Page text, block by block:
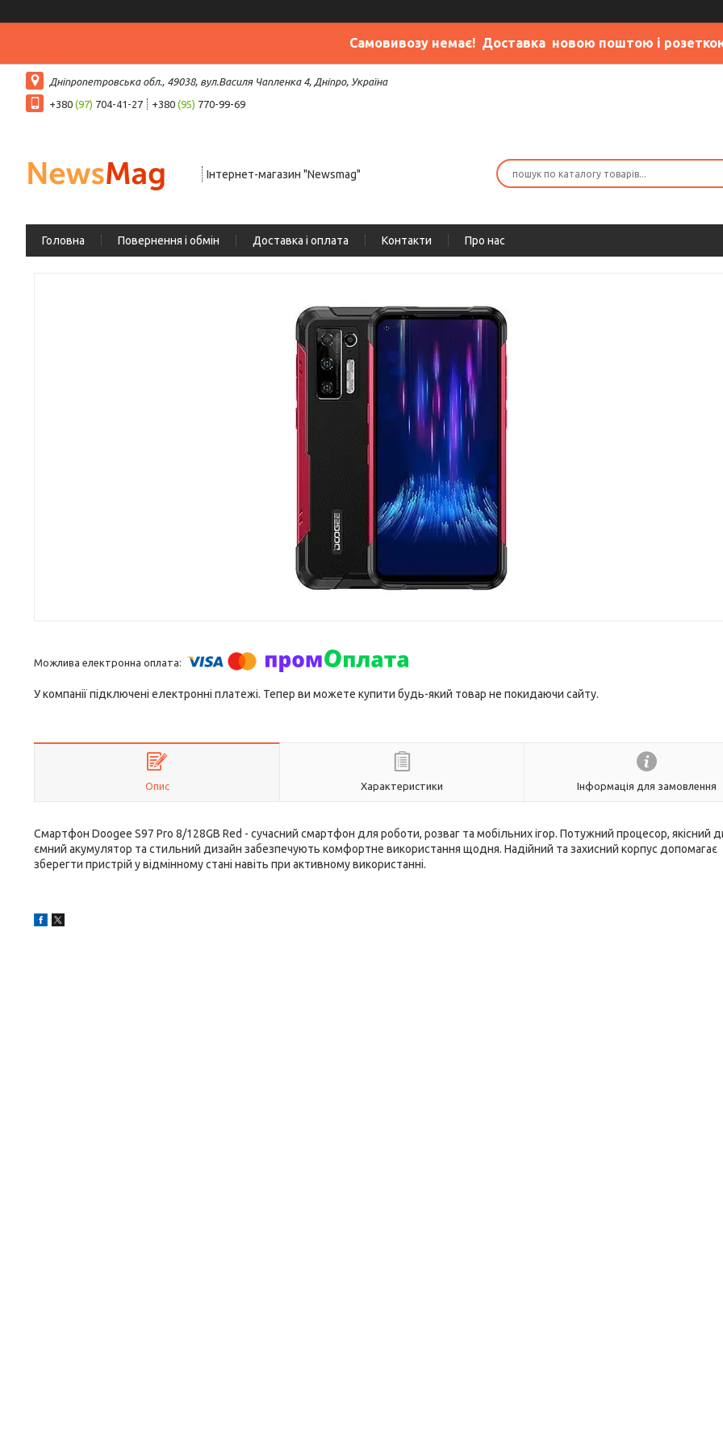
Самовивозу немає! Доставка новою поштою і
Дніпропетровська обл., 49038, вул.Василя Чапленка 4, Дніпро, Україна
+380 (97) 704-41-27 +380 (95) 770-99-69
Інтернет-магазин "Newsmag"
Головна Повернення і обмін Доставка і оплата Контакти Про нас
У компанії підключені електронні платежі. Тепер ви можете купити будь-який товар не покидаючи сайту.
Опис Характеристики Інформація для замовлення
Смартфон Doogee S97 Pro 8/128GB Red - сучасний смартфон для роботи, розваг та мобільних ігор. Потужний процесор, якісний
ємний акумулятор та стильний дизайн забезпечують комфортне використання щодня. Надійний та захисний корпус допомагає
зберегти пристрій у відмінному стані навіть при активному використанні.